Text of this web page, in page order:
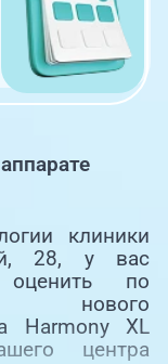
клиники
28, у вас
оценить по
нового
Harmony XL
центра